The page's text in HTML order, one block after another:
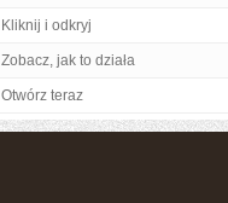
Kliknij i odkryj
Zobacz, jak to działa
Otwórz teraz